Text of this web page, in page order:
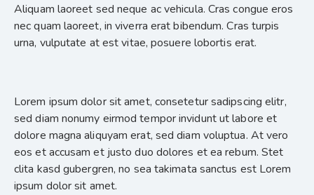
Aliquam laoreet sed neque ac vehicula. Cras congue eros
nec quam laoreet, in viverra erat bibendum. Cras turpis
urna, vulputate at est vitae, posuere lobortis erat.
Lorem ipsum dolor sit amet, consetetur sadipscing elitr,
sed diam nonumy eirmod tempor invidunt ut labore et
dolore magna aliquyam erat, sed diam voluptua. At vero
eos et accusam et justo duo dolores et ea rebum. Stet
clita kasd gubergren, no sea takimata sanctus est Lorem
ipsum dolor sit amet.